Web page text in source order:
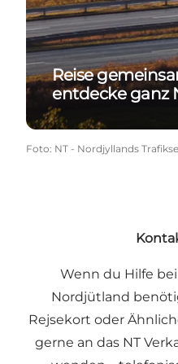
Reise
entdecke ganz
Foto: NT - Nordjyllands
Wenn du Hilfe
Nordjütland
Rejsekort oder
gerne an das NT